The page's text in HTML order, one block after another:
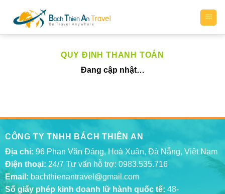
QUY ĐỊNH THANH TOÁN
Đang cập nhật…
CÔNG TY TNHH BÁCH THIÊN AN
Địa chỉ: 96 Phan Văn Đáng, Hoà Xuân, Đà Nẵng, Việt Nam
Điện thoại: 24/7 Tư vấn hỗ trợ: 0983.535.716
Email: bachthienantravel@gmail.com
Số giấy phép kinh doanh lữ hành quốc tế: 48-